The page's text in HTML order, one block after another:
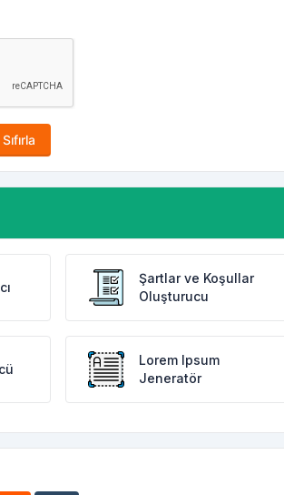
Sıfırla
Şartlar ve Koşullar
Oluşturucu
Lorem Ipsum
Jeneratör